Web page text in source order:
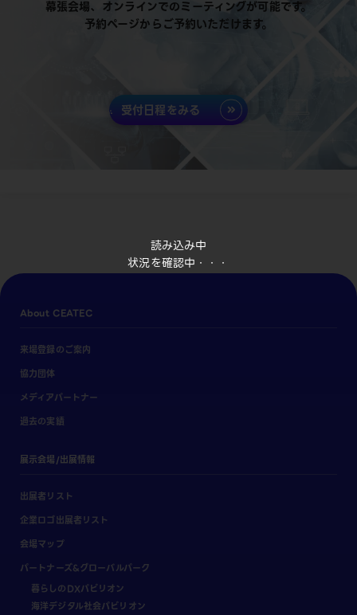
読み込み中
状況を確認中・・・
幕張会場、オンラインでのミーティングが可能です。
予約ページからご予約いただけます。
受付日程をみる
About CEATEC
来場登録のご案内
協力団体
メディアパートナー
過去の実績
展示会場/出展情報
出展者リスト
企業ロゴ出展者リスト
会場マップ
パートナーズ&グローバルパーク
暮らしのDXパビリオン
海洋デジタル社会パビリオン